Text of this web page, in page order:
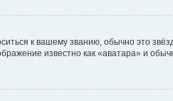
к вашему званию, обычно это
известно как «аватара» и